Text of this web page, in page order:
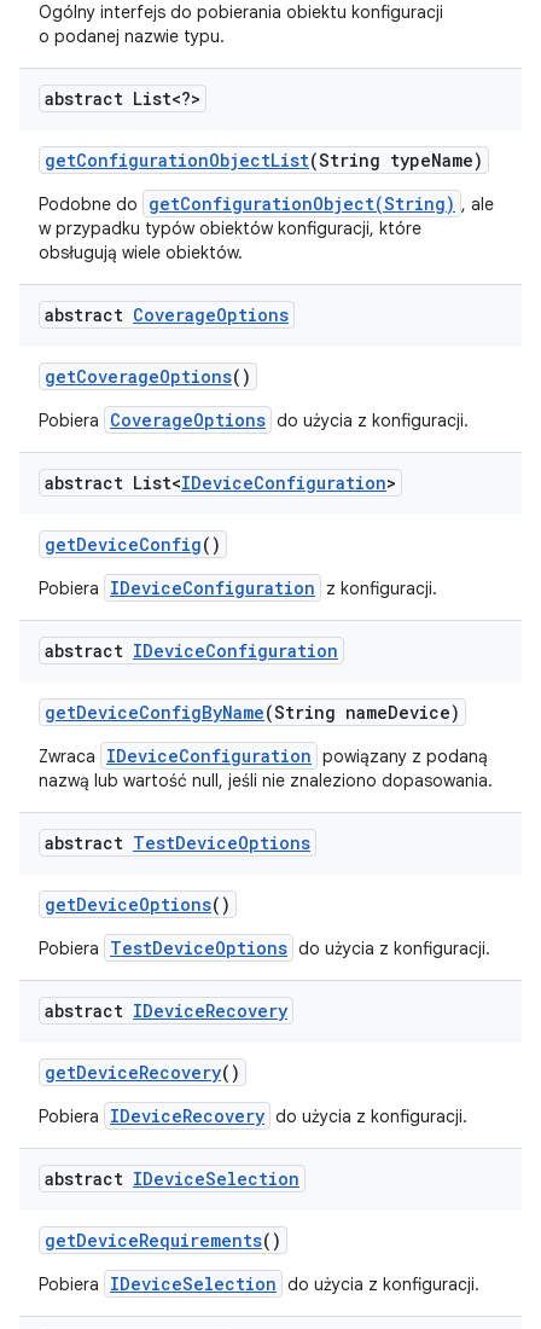
Ogólny interfejs do pobierania obiektu konfiguracji
o podanej nazwie typu.
abstract List<?>
getConfigurationObjectList(String typeName)
Podobne do getConfigurationObject(String) , ale
w przypadku typów obiektów konfiguracji, które
obsługują wiele obiektów.
abstract CoverageOptions
getCoverageOptions()
Pobiera CoverageOptions do użycia z konfiguracji.
abstract List<IDeviceConfiguration>
getDeviceConfig()
Pobiera IDeviceConfiguration z konfiguracji.
abstract IDeviceConfiguration
getDeviceConfigByName(String nameDevice)
Zwraca IDeviceConfiguration powiązany z podaną
nazwą lub wartość null, jeśli nie znaleziono dopasowania.
abstract TestDeviceOptions
getDeviceOptions()
Pobiera TestDeviceOptions do użycia z konfiguracji.
abstract IDeviceRecovery
getDeviceRecovery()
Pobiera IDeviceRecovery do użycia z konfiguracji.
abstract IDeviceSelection
getDeviceRequirements()
Pobiera IDeviceSelection do użycia z konfiguracji.